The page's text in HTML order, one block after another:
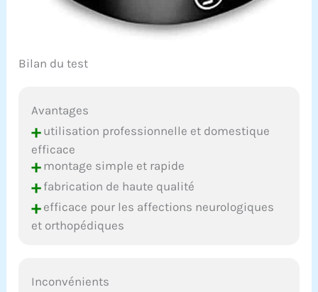
Bilan du test
Avantages
+utilisation professionnelle et domestique
efficace
+montage simple et rapide
+fabrication de haute qualité
+efficace pour les affections neurologiques
et orthopédiques
Inconvénients